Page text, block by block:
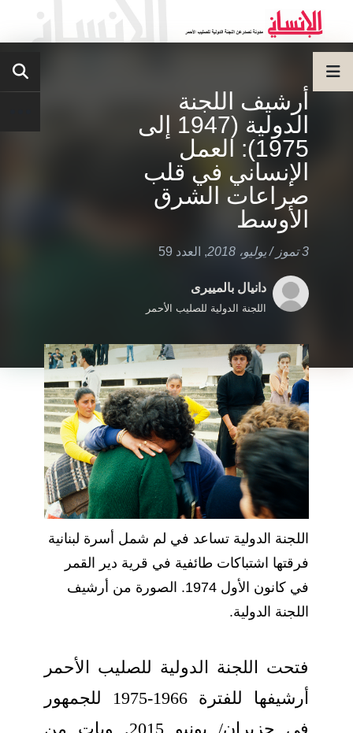
أرشيف اللجنة
الدولية (1947 إلى
1975): العمل
الإنساني في قلب
صراعات الشرق
الأوسط
3 تموز / يوليو، 2018 , العدد 59
دانيال بالمييرى
اللجنة الدولية للصليب الأحمر
اللجنة الدولية تساعد في لم شمل أسرة لبنانية
فرقتها اشتباكات طائفية في قرية دير القمر
في كانون الأول 1974. الصورة من أرشيف
اللجنة الدولية.
فتحت اللجنة الدولية للصليب الأحمر
أرشيفها للفترة 1966-1975 للجمهور
في حزيران/ يونيو 2015. وبات من